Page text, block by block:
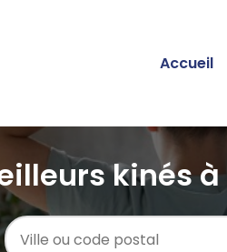
Accueil
kinés à